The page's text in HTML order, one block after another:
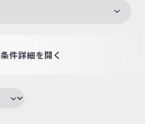
条件詳細を開く